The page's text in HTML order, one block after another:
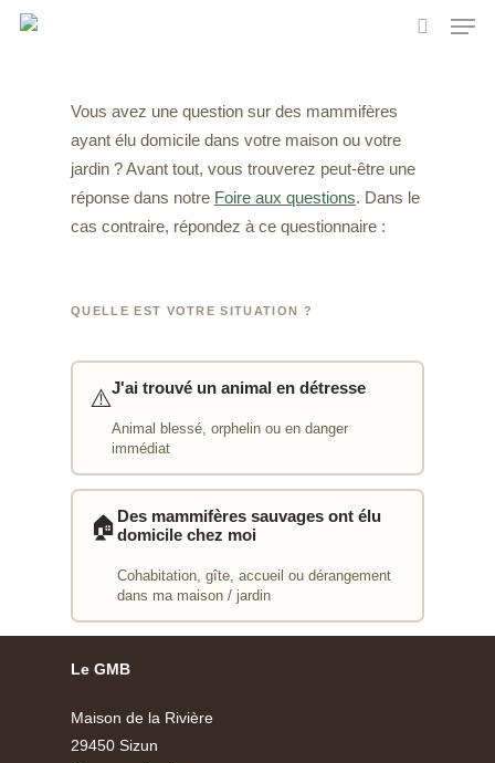
Skip
Vous avez une question sur des mammifères
ayant élu domicile dans votre maison ou votre
jardin ? Avant tout, vous trouverez peut-être une
réponse dans notre Foire aux questions. Dans le
cas contraire, répondez à ce questionnaire :
QUELLE EST VOTRE SITUATION ?
⚠️J'ai trouvé un animal en détresse
Animal blessé, orphelin ou en danger
immédiat
🏠 Des mammifères sauvages ont élu
domicile chez moi
Cohabitation, gîte, accueil ou dérangement
dans ma maison / jardin
Le GMB
Maison de la Rivière
29450 Sizun